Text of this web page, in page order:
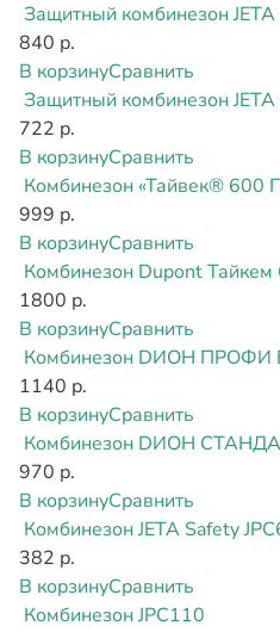
Защитный комбинезон
840 р.
В корзинуСравнить
Защитный комбинезон JETA
722 р.
В корзинуСравнить
Комбинезон «Тайвек® 600
999 р.
В корзинуСравнить
Комбинезон Dupont Тайкем
1800 р.
В корзинуСравнить
Комбинезон DИОН ПРОФИ
1140 р.
В корзинуСравнить
Комбинезон DИОН
970 р.
В корзинуСравнить
Комбинезон JETA Safety
382 р.
В корзинуСравнить
Комбинезон JPC110